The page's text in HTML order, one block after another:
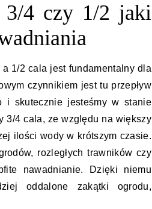
3/4 czy 1/2 jaki
1/2 cala jest fundamentalny dla
czynnikiem jest tu przepływ
i skutecznie jesteśmy w stanie
3/4 cala, ze względu na większy
ilości wody w krótszym czasie.
rozległych trawników czy
nawadnianie. Dzięki niemu
oddalone zakątki ogrodu,